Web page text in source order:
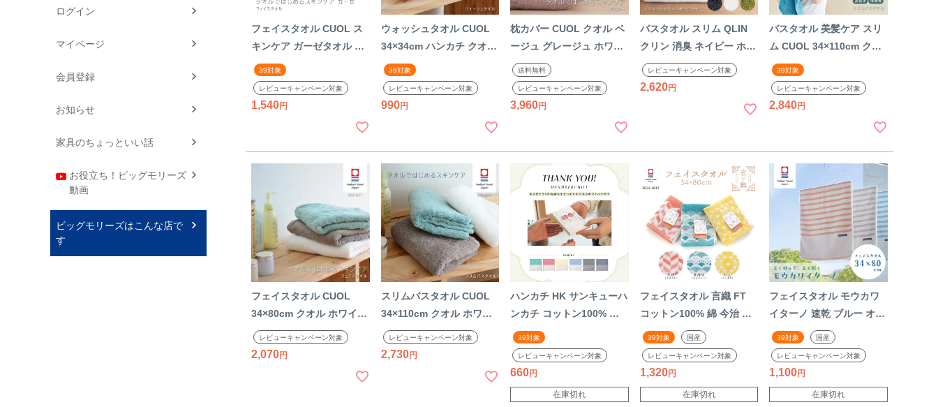
ログイン
マイページ
会員登録
お知らせ
家具のちょっといい話
お役立ち！ビッグモリーズ
動画
ビッグモリーズはこんな店で
す
フェイスタオル CUOL ス
キンケア ガーゼタオル ピ
ンクベージュ グレー ホワ
イト コットン100% 綿 タ
オル ナチュラル デリケー
オル 日本製 国産 【39】
39対象
レビューキャンペーン対象
1,540
ウォッシュタオル CUOL
34×34cm ハンカチ クオル
ホワイト ミント モカ コッ
トン100% 綿 タオル ナチ
ュラル 柔らかい 今治 おし
39対象
レビューキャンペーン対象
990
枕カバー CUOL クオル ベ
ージュ グレージュ ホワイ
ト 無地 幾何学模様 筒型
タオル ナチュラル 柔らか
い 今治産 おしゃれ 日本製
送料無料
レビューキャンペーン対象
3,960
バスタオル スリム QLIN
クリン 消臭 ネイビー ホワ
イト グリーン コットン
100% 綿 タオル 防臭 柔ら
レビューキャンペーン対象
2,620
バスタオル 美髪ケア スリ
ム CUOL 34×110cm クオ
ル ヴィンテージブルー ア
イスグレー ワイン コット
ン 綿 タオル 美髪 ヘアケ
39対象
レビューキャンペーン対象
2,840
フェイスタオル CUOL
34×80cm クオル ホワイト
ミント モカ コットン
100% 綿 タオル ナチュラ
レビューキャンペーン対象
2,070
スリムバスタオル CUOL
34×110cm クオル ホワイ
ト ミント モカ コットン
100% 綿 バスタオル ナチ
ゃれ 今治タオル 日本製 国
レビューキャンペーン対象
2,730
ハンカチ HK サンキューハ
ンカチ コットン100% 乾
きやすい ガーゼ生地 綿 パ
イル生地 ハートウェル 今
治 贈り物 ギフト プレゼン
ディース お返し
39対象
レビューキャンペーン対象
660
在庫切れ
フェイスタオル 言織 FT
コットン100% 綿 今治 お
土産 贈り物 明るい 和柄
モダン 和モダン 高品質 吉
祥文様 粗品 ギフト プレゼ
39対象 国産
レビューキャンペーン対象
1,320
在庫切れ
フェイスタオル モウカワ
イターノ 速乾 ブルー オレ
ンジ グレー ボーダー シン
プル タオル 薄手 今治タオ
ル 綿 ポリエステル コット
39対象 国産
レビューキャンペーン対象
1,100
在庫切れ